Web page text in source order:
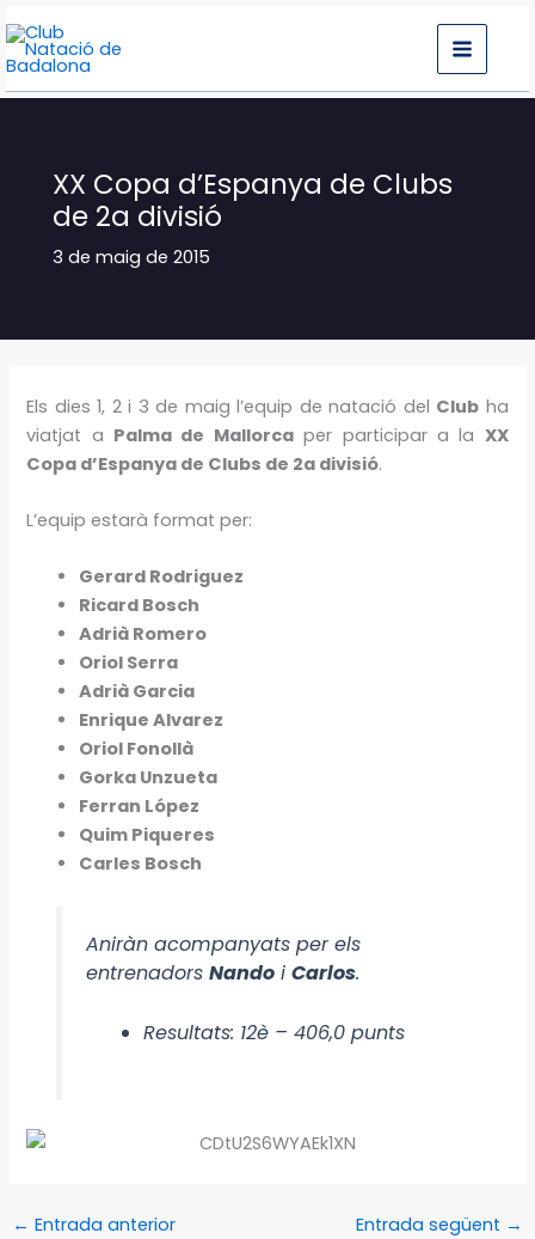
al
contingut
XX Copa d’Espanya de Clubs
de 2a divisió
3 de maig de 2015
Els dies 1, 2 i 3 de maig l’equip de natació del Club ha
viatjat a Palma de Mallorcaper participar a la XX
Copa d’Espanya de Clubs de 2a divisió.
L’equip estarà format per:
Gerard Rodriguez
Ricard Bosch
Adrià Romero
Oriol Serra
Adrià Garcia
Enrique Alvarez
Oriol Fonollà
Gorka Unzueta
Ferran López
Quim Piqueres
Carles Bosch
Aniràn acompanyats per els
entrenadors Nandoi Carlos.
Resultats: 12è – 406,0 punts
← Entrada anterior Entrada següent →